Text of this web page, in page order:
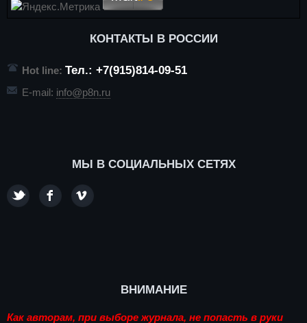
КОНТАКТЫ В РОССИИ
Hot line: Тел.: +7(915)814-09-51
E-mail: info@p8n.ru
МЫ В СОЦИАЛЬНЫХ СЕТЯХ
ВНИМАНИЕ
Как авторам, при выборе журнала, не попасть в руки